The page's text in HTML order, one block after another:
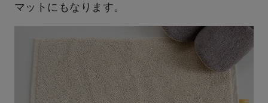
マットにもなります。